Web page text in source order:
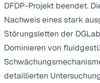
DFDP-Projekt beendet.
Nachweis eines stark
Störungsletten der
Dominieren von
detaillierten